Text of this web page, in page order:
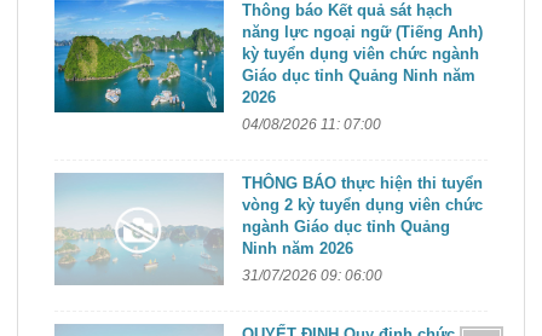
Thông báo Kết quả sát hạch
năng lực ngoại ngữ (Tiếng Anh)
kỳ tuyển dụng viên chức ngành
Giáo dục tỉnh Quảng Ninh năm
2026
04/08/2026 11: 07:00
THÔNG BÁO thực hiện thi tuyển
vòng 2 kỳ tuyển dụng viên chức
ngành Giáo dục tỉnh Quảng
Ninh năm 2026
31/07/2026 09: 06:00